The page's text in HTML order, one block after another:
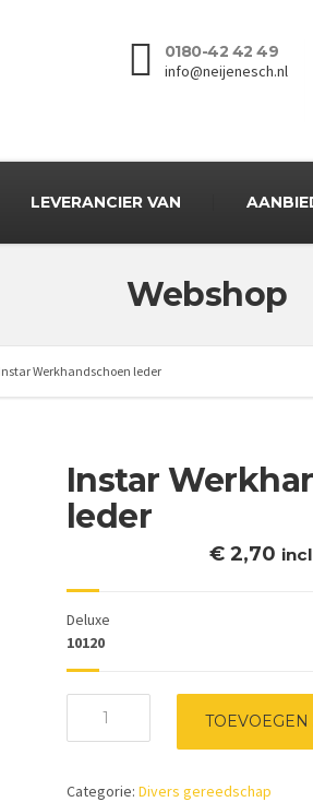
0180-42 42 49
info@neijenesch.nl
LEVERANCIER VAN
Webshop
Instar Werkhandschoen leder
Instar
leder
€ 2,70
Deluxe
10120
Werkhandschoen
Categorie: Divers gereedschap